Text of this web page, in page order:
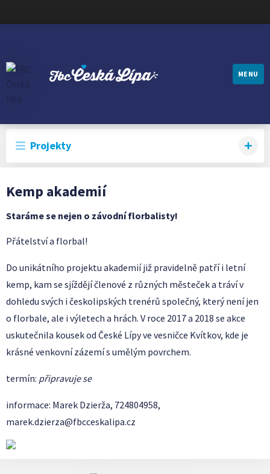
FBC ČESKÁ LÍPA
MENU
Projekty
Kemp akademií
Staráme se nejen o závodní florbalisty!
Přátelství a florbal!
Do unikátního projektu akademií již pravidelně patří i letní
kemp, kam se sjíždějí členové z různých městeček a tráví v
dohledu svých i českolipských trenérů společný, který není jen
o florbale, ale i výletech a hrách. V roce 2017 a 2018 se akce
uskutečnila kousek od České Lípy ve vesničce Kvítkov, kde je
krásné venkovní zázemí s umělým povrchem.
termín: připravuje se
informace: Marek Dzierža, 724804958,
marek.dzierza@fbcceskalipa.cz